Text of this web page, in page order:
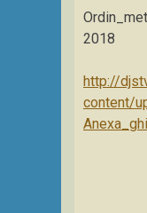
2018
http://
content/